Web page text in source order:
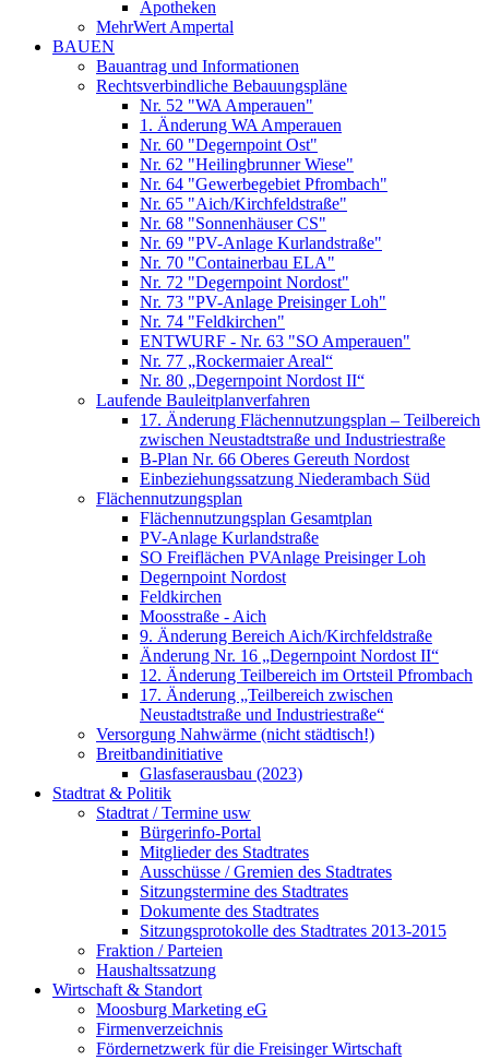
Apotheken
MehrWert Ampertal
BAUEN
Bauantrag und Informationen
Rechtsverbindliche Bebauungspläne
Nr. 52 "WA Amperauen"
1. Änderung WA Amperauen
Nr. 60 "Degernpoint Ost"
Nr. 62 "Heilingbrunner Wiese"
Nr. 64 "Gewerbegebiet Pfrombach"
Nr. 65 "Aich/Kirchfeldstraße"
Nr. 68 "Sonnenhäuser CS"
Nr. 69 "PV-Anlage Kurlandstraße"
Nr. 70 "Containerbau ELA"
Nr. 72 "Degernpoint Nordost"
Nr. 73 "PV-Anlage Preisinger Loh"
Nr. 74 "Feldkirchen"
ENTWURF - Nr. 63 "SO Amperauen"
Nr. 77 „Rockermaier Areal“
Nr. 80 „Degernpoint Nordost II“
Laufende Bauleitplanverfahren
17. Änderung Flächennutzungsplan – Teilbereich
zwischen Neustadtstraße und Industriestraße
B-Plan Nr. 66 Oberes Gereuth Nordost
Einbeziehungssatzung Niederambach Süd
Flächennutzungsplan
Flächennutzungsplan Gesamtplan
PV-Anlage Kurlandstraße
SO Freiflächen PV­Anlage Preisinger Loh
Degernpoint Nordost
Feldkirchen
Moosstraße - Aich
9. Änderung Bereich Aich/Kirchfeldstraße
Änderung Nr. 16 „Degernpoint Nordost II“
12. Änderung Teilbereich im Ortsteil Pfrombach
17. Änderung „Teilbereich zwischen
Neustadtstraße und Industriestraße“
Versorgung Nahwärme (nicht städtisch!)
Breitbandinitiative
Glasfaserausbau (2023)
Stadtrat & Politik
Stadtrat / Termine usw
Bürgerinfo-Portal
Mitglieder des Stadtrates
Ausschüsse / Gremien des Stadtrates
Sitzungstermine des Stadtrates
Dokumente des Stadtrates
Sitzungsprotokolle des Stadtrates 2013-2015
Fraktion / Parteien
Haushaltssatzung
Wirtschaft & Standort
Moosburg Marketing eG
Firmenverzeichnis
Fördernetzwerk für die Freisinger Wirtschaft